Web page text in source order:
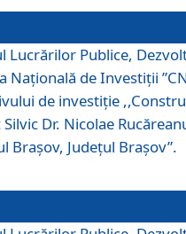
Lucrărilor Publice,
de Investiţii
de investiţie
Dr. Nicolae
Brașov, Județul Brașov”.